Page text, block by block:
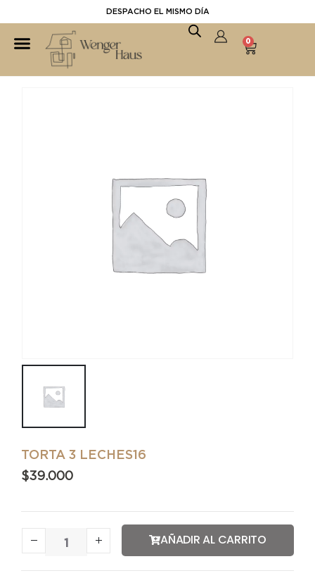
DESPACHO EL MISMO DÍA
0
TORTA 3 LECHES16
$39.000
AÑADIR AL CARRITO